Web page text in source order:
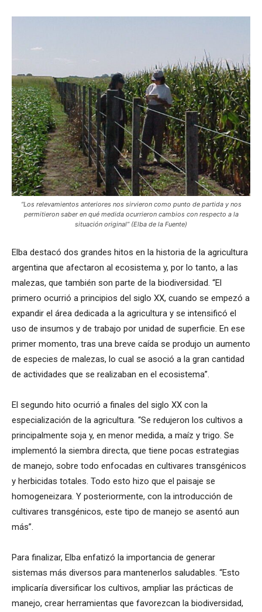
“Los relevamientos anteriores nos sirvieron como punto de partida y nos
permitieron saber en qué medida ocurrieron cambios con respecto a la
situación original” (Elba de la Fuente)
Elba destacó dos grandes hitos en la historia de la agricultura
argentina que afectaron al ecosistema y, por lo tanto, a las
malezas, que también son parte de la biodiversidad. “El
primero ocurrió a principios del siglo XX, cuando se empezó a
expandir el área dedicada a la agricultura y se intensificó el
uso de insumos y de trabajo por unidad de superficie. En ese
primer momento, tras una breve caída se produjo un aumento
de especies de malezas, lo cual se asoció a la gran cantidad
de actividades que se realizaban en el ecosistema”.
El segundo hito ocurrió a finales del siglo XX con la
especialización de la agricultura. “Se redujeron los cultivos a
principalmente soja y, en menor medida, a maíz y trigo. Se
implementó la siembra directa, que tiene pocas estrategias
de manejo, sobre todo enfocadas en cultivares transgénicos
y herbicidas totales. Todo esto hizo que el paisaje se
homogeneizara. Y posteriormente, con la introducción de
cultivares transgénicos, este tipo de manejo se asentó aun
más”.
Para finalizar, Elba enfatizó la importancia de generar
sistemas más diversos para mantenerlos saludables. “Esto
implicaría diversificar los cultivos, ampliar las prácticas de
manejo, crear herramientas que favorezcan la biodiversidad,